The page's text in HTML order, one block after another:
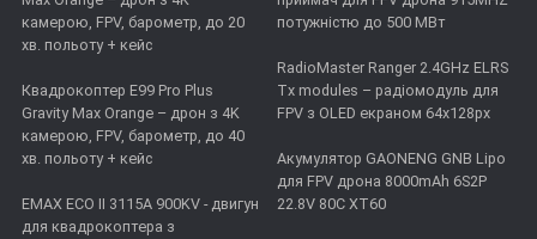
камерою, FPV, барометр, до 20
хв. польоту + кейс
Квадрокоптер E99 Pro Plus
Gravity Max Orange – дрон з 4K
камерою, FPV, барометр, до 40
хв. польоту + кейс
EMAX ECO II 3115А 900KV - двигун
для квадрокоптера з
потужністю до 500 МВт
RadioMaster Ranger 2.4GHz ELRS
Tx modules – радіомодуль для
FPV з OLED екраном 64x128px
Акумулятор GAONENG GNB Lipo
для FPV дрона 8000mAh 6S2P
22.8V 80C XT60